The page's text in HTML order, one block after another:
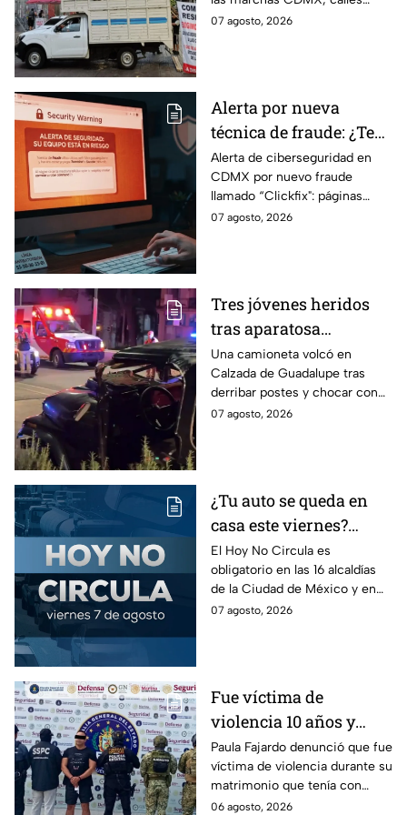
3 Sur, colonia Granjas
México
cerradas y bloqueos que
07 agosto, 2026
Alerta por nueva
técnica de fraude: ¿Te
piden copiar códigos
extraños en la PC?
Cuidado, podrías ser
víctima del peligroso
Alerta de ciberseguridad en
CDMX por nuevo fraude
llamado “Clickfix": páginas
falsas que engañan para
07 agosto, 2026
Tres jóvenes heridos
tras aparatosa
volcadura en Tepeyac
Insurgentes y operativo
en la Juárez, mientras
dormía
Una camioneta volcó en
Calzada de Guadalupe tras
derribar postes y chocar con
un árbol, dejando a tres
07 agosto, 2026
¿Tu auto se queda en
casa este viernes?
Revisa el Hoy No
Circula de este 7 de
agosto
El Hoy No Circula es
obligatorio en las 16 alcaldías
de la Ciudad de México y en
los municipios conurbados del
07 agosto, 2026
Fue víctima de
violencia 10 años y
hasta ahora detienen al
presunto agresor: el
caso de Paula Fajardo
Paula Fajardo denunció que fue
víctima de violencia durante su
matrimonio que tenía con
Jorge Francisco “N”, quien fue
06 agosto, 2026